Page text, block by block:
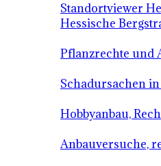
Standortviewer
Hessische
Pflanzrechte und
Schadursachen
Hobbyanbau,
Anbauversuche,